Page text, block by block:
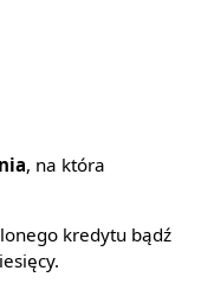
, na która
kredytu bądź